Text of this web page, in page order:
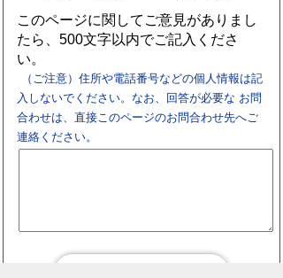
このページに関してご意見がありまし
たら、500文字以内でご記入くださ
い。
（ご注意）住所や電話番号などの個人情報は記
入しないでください。なお、回答が必要な お問
合わせは、直接このページのお問合わせ先へご
連絡ください。